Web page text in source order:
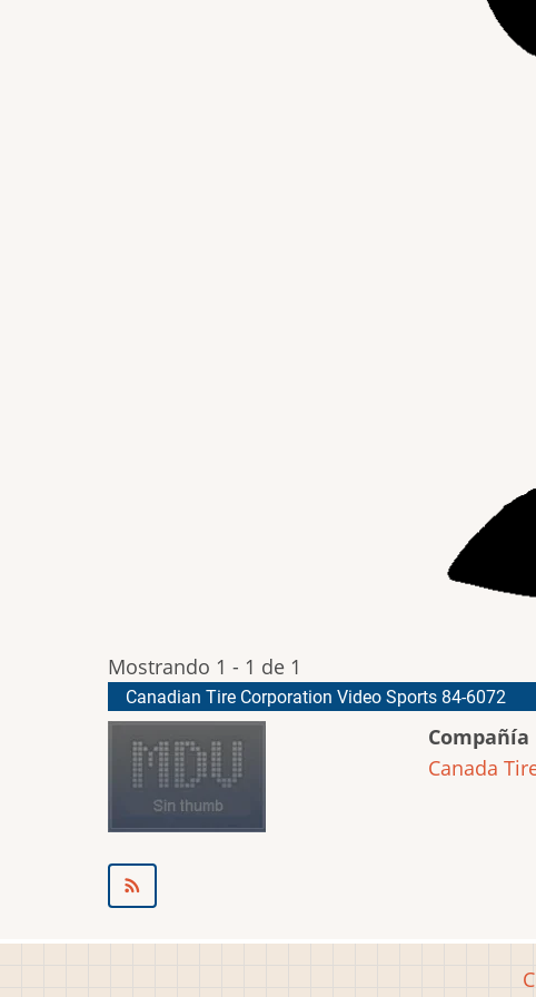
Mostrando 1 - 1 de 1
Canadian Tire Corporation Video Sports 84-6072
Compañía
Canada